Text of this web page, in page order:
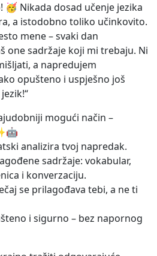
🥳 Nikada dosad učenje jezika
a istodobno toliko učinkovito.
mene – svaki dan
one sadržaje koji mi trebaju. Ni
a napredujem
opušteno i uspješno još
mogući način –
analizira tvoj napredak.
sadržaje: vokabular,
i konverzaciju.
se prilagođava tebi, a ne ti
i sigurno – bez napornog